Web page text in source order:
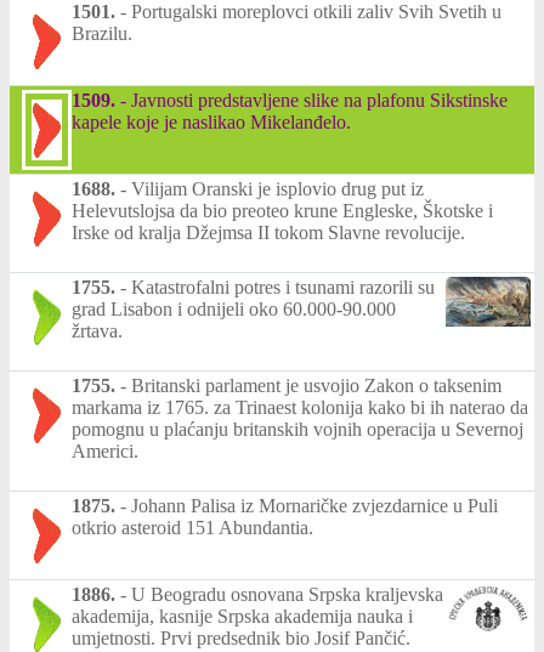
1501. - Portugalski moreplovci otkili zaliv Svih Svetih u
Brazilu.
1509. - Javnosti predstavljene slike na plafonu Sikstinske
kapele koje je naslikao Mikelanđelo.
1688. - Vilijam Oranski je isplovio drug put iz
Helevutslojsa da bio preoteo krune Engleske, Škotske i
Irske od kralja Džejmsa II tokom Slavne revolucije.
1755. - Katastrofalni potres i tsunami razorili su
grad Lisabon i odnijeli oko 60.000-90.000
žrtava.
1755. - Britanski parlament je usvojio Zakon o taksenim
markama iz 1765. za Trinaest kolonija kako bi ih naterao da
pomognu u plaćanju britanskih vojnih operacija u Severnoj
Americi.
1875. - Johann Palisa iz Mornaričke zvjezdarnice u Puli
otkrio asteroid 151 Abundantia.
1886. - U Beogradu osnovana Srpska kraljevska
akademija, kasnije Srpska akademija nauka i
umjetnosti. Prvi predsednik bio Josif Pančić.